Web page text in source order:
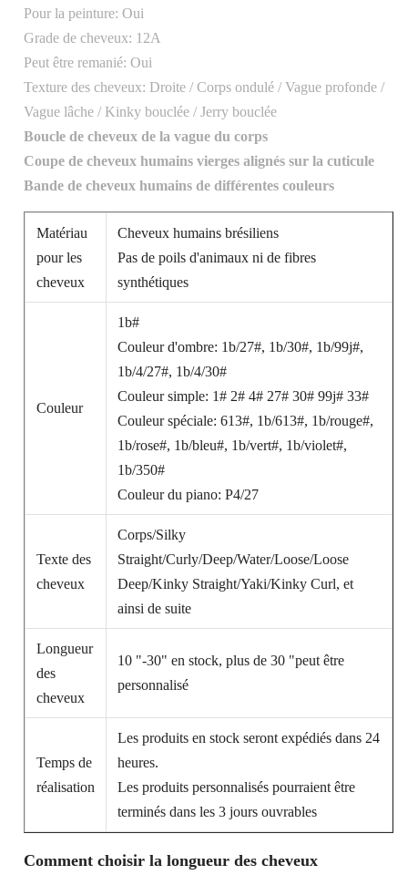
Pour la peinture: Oui
Grade de cheveux: 12A
Peut être remanié: Oui
Texture des cheveux: Droite / Corps ondulé / Vague profonde /
Vague lâche / Kinky bouclée / Jerry bouclée
Boucle de cheveux de la vague du corps
Coupe de cheveux humains vierges alignés sur la cuticule
Bande de cheveux humains de différentes couleurs
Matériau
pour les
cheveux
Cheveux humains brésiliens
Pas de poils d'animaux ni de fibres
synthétiques
Couleur
1b#
Couleur d'ombre: 1b/27#, 1b/30#, 1b/99j#,
1b/4/27#, 1b/4/30#
Couleur simple: 1# 2# 4# 27# 30# 99j# 33#
Couleur spéciale: 613#, 1b/613#, 1b/rouge#,
1b/rose#, 1b/bleu#, 1b/vert#, 1b/violet#,
1b/350#
Couleur du piano: P4/27
Texte des
cheveux
Corps/Silky
Straight/Curly/Deep/Water/Loose/Loose
Deep/Kinky Straight/Yaki/Kinky Curl, et
ainsi de suite
Longueur
des
cheveux
10 "-30" en stock, plus de 30 "peut être
personnalisé
Temps de
réalisation
Les produits en stock seront expédiés dans 24
heures.
Les produits personnalisés pourraient être
terminés dans les 3 jours ouvrables
Comment choisir la longueur des cheveux